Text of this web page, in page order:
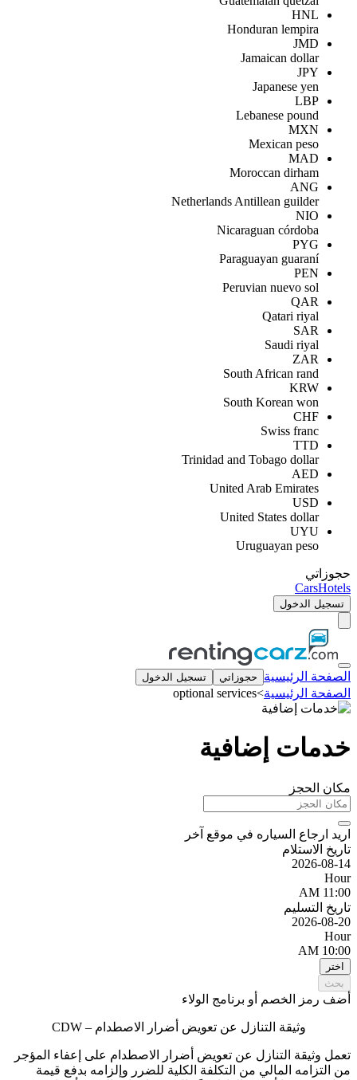
HNL
Honduran lempira
JMD
Jamaican dollar
JPY
Japanese yen
LBP
Lebanese pound
MXN
Mexican peso
MAD
Moroccan dirham
ANG
Netherlands Antillean guilder
NIO
Nicaraguan córdoba
PYG
Paraguayan guaraní
PEN
Peruvian nuevo sol
QAR
Qatari riyal
SAR
Saudi riyal
ZAR
South African rand
KRW
South Korean won
CHF
Swiss franc
TTD
Trinidad and Tobago dollar
AED
United Arab Emirates
USD
United States dollar
UYU
Uruguayan peso
حجوزاتي
CarsHotels
تسجيل الدخول
الصفحة الرئيسية حجوزاتي تسجيل الدخول
الصفحة الرئيسية>
optional services
خدمات إضافية
مكان الحجز
اريد ارجاع السياره في موقع آخر
تاريخ الاستلام
2026-08-14
Hour
11:00 AM
تاريخ التسليم
2026-08-20
Hour
10:00 AM
اختر
بحث
أضف رمز الخصم أو برنامج الولاء
وثيقة التنازل عن تعويض أضرار الاصطدام – CDW
تعمل وثيقة التنازل عن تعويض أضرار الاصطدام على إعفاء المؤجر
من التزامه المالي من التكلفة الكلية للضرر وإلزامه بدفع قيمة